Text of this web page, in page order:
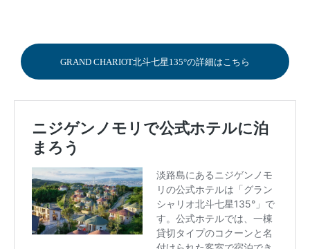
GRAND CHARIOT北斗七星135°の詳細はこちら